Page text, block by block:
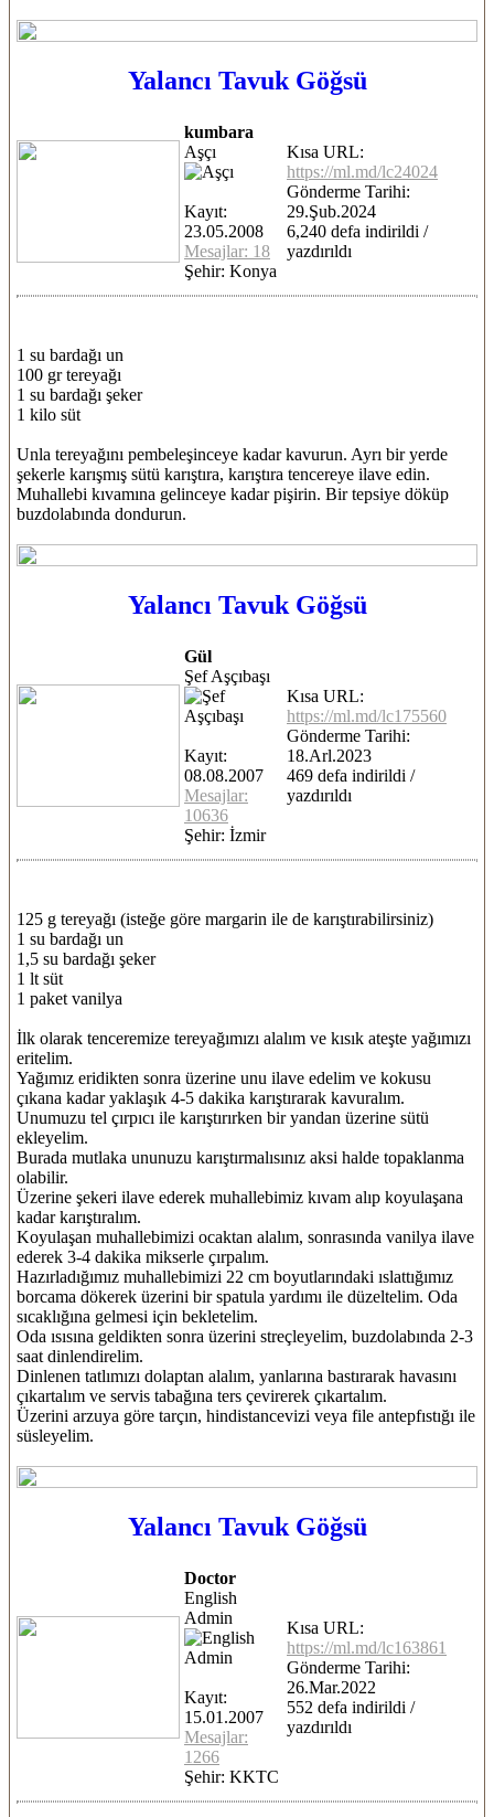
Yalancı Tavuk Göğsü
kumbara
Aşçı
Kayıt:
23.05.2008
Mesajlar: 18
Şehir: Konya
Kısa URL:
https://ml.md/lc24024
Gönderme Tarihi:
29.Şub.2024
6,240 defa indirildi /
yazdırıldı
1 su bardağı un
100 gr tereyağı
1 su bardağı şeker
1 kilo süt
Unla tereyağını pembeleşinceye kadar kavurun. Ayrı bir yerde
şekerle karışmış sütü karıştıra, karıştıra tencereye ilave edin.
Muhallebi kıvamına gelinceye kadar pişirin. Bir tepsiye döküp
buzdolabında dondurun.
Yalancı Tavuk Göğsü
Gül
Şef Aşçıbaşı
Kayıt:
08.08.2007
Mesajlar:
10636
Şehir: İzmir
Kısa URL:
https://ml.md/lc175560
Gönderme Tarihi:
18.Arl.2023
469 defa indirildi /
yazdırıldı
125 g tereyağı (isteğe göre margarin ile de karıştırabilirsiniz)
1 su bardağı un
1,5 su bardağı şeker
1 lt süt
1 paket vanilya
İlk olarak tenceremize tereyağımızı alalım ve kısık ateşte yağımızı
eritelim.
Yağımız eridikten sonra üzerine unu ilave edelim ve kokusu
çıkana kadar yaklaşık 4-5 dakika karıştırarak kavuralım.
Unumuzu tel çırpıcı ile karıştırırken bir yandan üzerine sütü
ekleyelim.
Burada mutlaka ununuzu karıştırmalısınız aksi halde topaklanma
olabilir.
Üzerine şekeri ilave ederek muhallebimiz kıvam alıp koyulaşana
kadar karıştıralım.
Koyulaşan muhallebimizi ocaktan alalım, sonrasında vanilya ilave
ederek 3-4 dakika mikserle çırpalım.
Hazırladığımız muhallebimizi 22 cm boyutlarındaki ıslattığımız
borcama dökerek üzerini bir spatula yardımı ile düzeltelim. Oda
sıcaklığına gelmesi için bekletelim.
Oda ısısına geldikten sonra üzerini streçleyelim, buzdolabında 2-3
saat dinlendirelim.
Dinlenen tatlımızı dolaptan alalım, yanlarına bastırarak havasını
çıkartalım ve servis tabağına ters çevirerek çıkartalım.
Üzerini arzuya göre tarçın, hindistancevizi veya file antepfıstığı ile
süsleyelim.
Yalancı Tavuk Göğsü
Doctor
English
Admin
Kayıt:
15.01.2007
Mesajlar:
1266
Şehir: KKTC
Kısa URL:
https://ml.md/lc163861
Gönderme Tarihi:
26.Mar.2022
552 defa indirildi /
yazdırıldı